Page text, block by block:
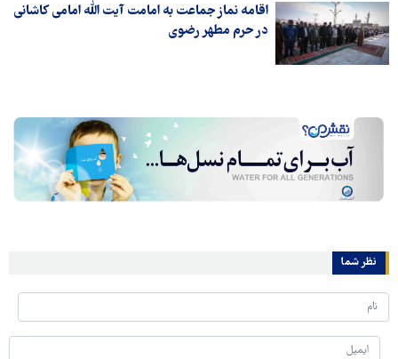
اقامه نماز جماعت به امامت آیت الله امامی کاشانی
در حرم مطهر رضوی
نظر شما